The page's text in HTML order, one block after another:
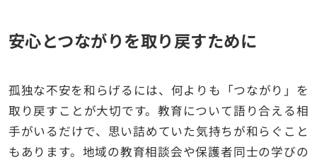
安心とつながりを取り戻すために
孤独な不安を和らげるには、何よりも「つながり」を
取り戻すことが大切です。教育について語り合える相
手がいるだけで、思い詰めていた気持ちが和らぐこと
もあります。地域の教育相談会や保護者同士の学びの